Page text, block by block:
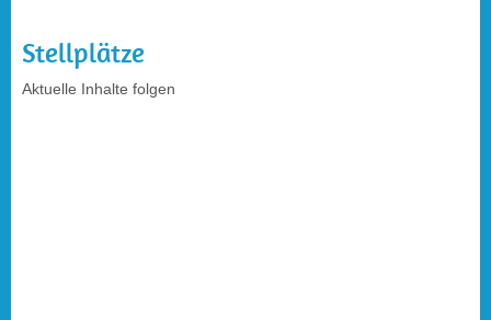
Stellplätze
Aktuelle Inhalte folgen